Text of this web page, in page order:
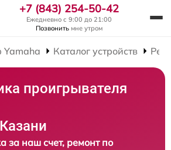
+7 (843) 254-50-42
Ежедневно с 9:00 до 21:00
Позвонить мне утром
Yamaha Каталог устройств
проигрывателя
за наш счет, ремонт по